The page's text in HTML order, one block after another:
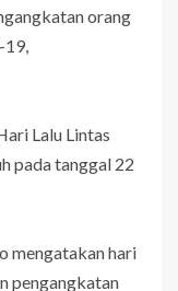
orang
Lalu Lintas
pada tanggal 22
mengatakan hari
pengangkatan